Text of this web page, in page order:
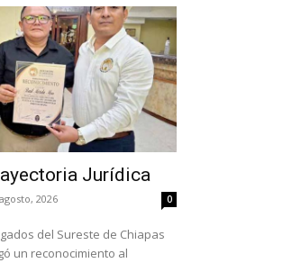
Jurídica
2026 0
del Sureste de Chiapas
un reconocimiento al